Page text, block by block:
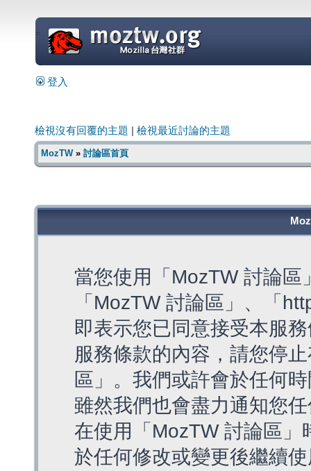
=
登入
檢視沒有回覆的主題 檢視最近討論的主題
MozTW» 討論區首頁
當您使用「MozTW 討論
「MozTW 討論區」、「
即表示您已同意接受本服
服務條款的內容，請您停
區」。我們或許會於任何
雖然我們也會盡力通知您
在使用「MozTW 討論區
於任何修改或變更後繼續